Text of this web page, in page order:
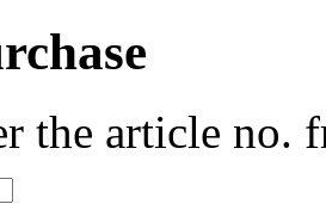
the article no.